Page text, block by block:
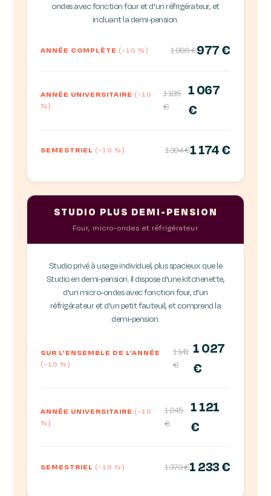
ondes avec fonction four et d'un réfrigérateur, et
incluant la demi-pension.
ANNÉE COMPLÈTE(-10 %) 1 086 €977 €
ANNÉE UNIVERSITAIRE(-10
%)
1 185
€
1 067
€
SEMESTRIEL(-10 %) 1 304 €1 174 €
STUDIO PLUS DEMI-PENSION
Four, micro-ondes et réfrigérateur
Studio privé à usage individuel, plus spacieux que le
Studio en demi-pension. Il dispose d'une kitchenette,
d'un micro-ondes avec fonction four, d'un
réfrigérateur et d'un petit fauteuil, et comprend la
demi-pension.
SUR L'ENSEMBLE DE L'ANNÉE
(-10 %)
1 141
€
1 027
€
ANNÉE UNIVERSITAIRE(-10
%)
1 245
€
1 121
€
SEMESTRIEL(-10 %) 1 370 €1 233 €